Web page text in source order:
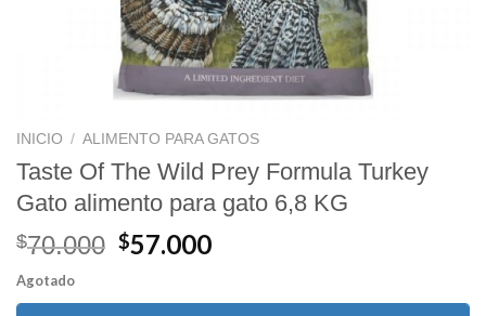
INICIO / ALIMENTO PARA GATOS
Taste Of The Wild Prey Formula Turkey
Gato alimento para gato 6,8 KG
$70.000 El
$57.000El
Agotado